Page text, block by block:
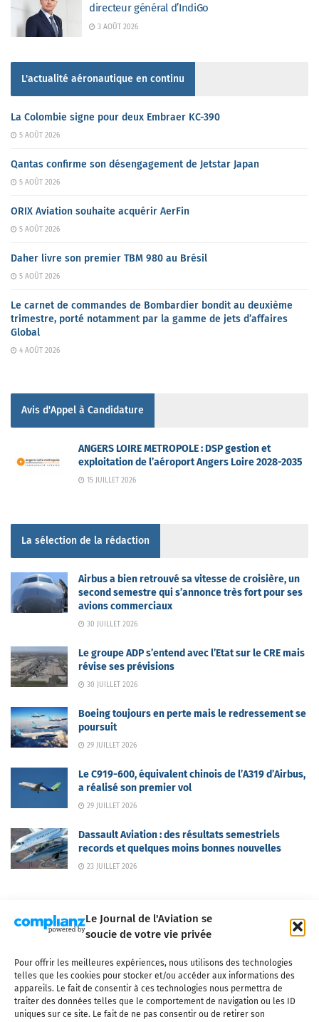
Le Journal de l'Aviation se
soucie de votre vie privée
Pour offrir les meilleures expériences, nous utilisons des technologies
telles que les cookies pour stocker et/ou accéder aux informations des
appareils. Le fait de consentir à ces technologies nous permettra de
traiter des données telles que le comportement de navigation ou les ID
uniques sur ce site. Le fait de ne pas consentir ou de retirer son
directeur général d’IndiGo
3 AOÛT 2026
L'actualité aéronautique en continu
La Colombie signe pour deux Embraer KC-390
5 AOÛT 2026
Qantas confirme son désengagement de Jetstar Japan
5 AOÛT 2026
ORIX Aviation souhaite acquérir AerFin
5 AOÛT 2026
Daher livre son premier TBM 980 au Brésil
5 AOÛT 2026
Le carnet de commandes de Bombardier bondit au deuxième
trimestre, porté notamment par la gamme de jets d’affaires
Global
4 AOÛT 2026
Avis d'Appel à Candidature
ANGERS LOIRE METROPOLE : DSP gestion et
exploitation de l’aéroport Angers Loire 2028-2035
15 JUILLET 2026
La sélection de la rédaction
Airbus a bien retrouvé sa vitesse de croisière, un
second semestre qui s’annonce très fort pour ses
avions commerciaux
30 JUILLET 2026
Le groupe ADP s’entend avec l’Etat sur le CRE mais
révise ses prévisions
30 JUILLET 2026
Boeing toujours en perte mais le redressement se
poursuit
29 JUILLET 2026
Le C919-600, équivalent chinois de l’A319 d’Airbus,
a réalisé son premier vol
29 JUILLET 2026
Dassault Aviation : des résultats semestriels
records et quelques moins bonnes nouvelles
23 JUILLET 2026
Qui sommes-nous ? Nous contacter
Partenaires
Mentions légales
CGV Politique de confidentialité Cookies